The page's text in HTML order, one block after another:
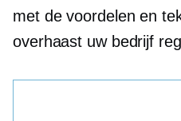
met de voordelen en
overhaast uw bedrijf